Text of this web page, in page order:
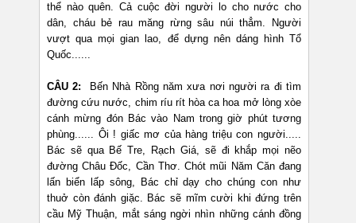
thể nào quên. Cả cuộc đời người lo cho nước cho
dân, cháu bẻ rau măng rừng sâu núi thẳm. Người
vượt qua mọi gian lao, để dựng nên dáng hình Tổ
Quốc......
CÂU 2:
Bến Nhà Rồng năm xưa nơi người ra đi tìm
đường cứu nước, chim ríu rít hòa ca hoa mở lòng xòe
cánh mừng đón Bác vào Nam trong giờ phút tương
phùng...... Ôi ! giấc mơ của hàng triệu con người.....
Bác sẽ qua Bế Tre, Rạch Giá, sẽ đi khắp mọi nẽo
đường Châu Đốc, Cần Thơ. Chót mũi Năm Căn đang
lấn biển lấp sông, Bác chỉ dạy cho chúng con như
thuở còn đánh giặc. Bác sẽ mĩm cười khi đứng trên
cầu Mỹ Thuận, mắt sáng ngời nhìn những cánh đồng